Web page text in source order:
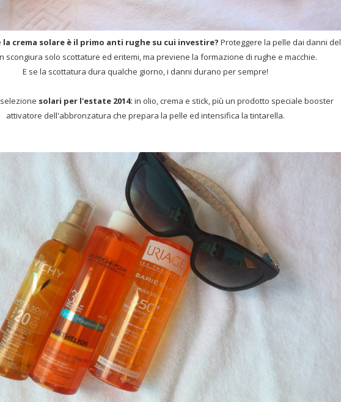
la crema solare è il primo anti rughe su cui investire?Proteggere la pelle dai danni del
scongiura solo scottature ed eritemi, ma previene la formazione di rughe e macchie.
E se la scottatura dura qualche giorno, i danni durano per sempre!
solari per l'estate 2014: in olio, crema e stick, più un prodotto speciale booster
attivatore dell'abbronzatura che prepara la pelle ed intensifica la tintarella.